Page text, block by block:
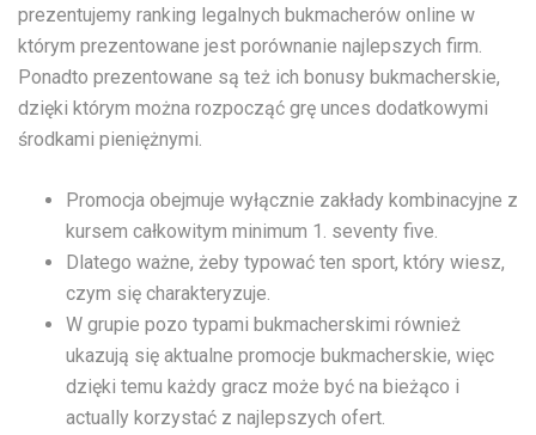
prezentujemy ranking legalnych bukmacherów online w
którym prezentowane jest porównanie najlepszych firm.
Ponadto prezentowane są też ich bonusy bukmacherskie,
dzięki którym można rozpocząć grę unces dodatkowymi
środkami pieniężnymi.
Promocja obejmuje wyłącznie zakłady kombinacyjne z
kursem całkowitym minimum 1. seventy five.
Dlatego ważne, żeby typować ten sport, który wiesz,
czym się charakteryzuje.
W grupie pozo typami bukmacherskimi również
ukazują się aktualne promocje bukmacherskie, więc
dzięki temu każdy gracz może być na bieżąco i
actually korzystać z najlepszych ofert.